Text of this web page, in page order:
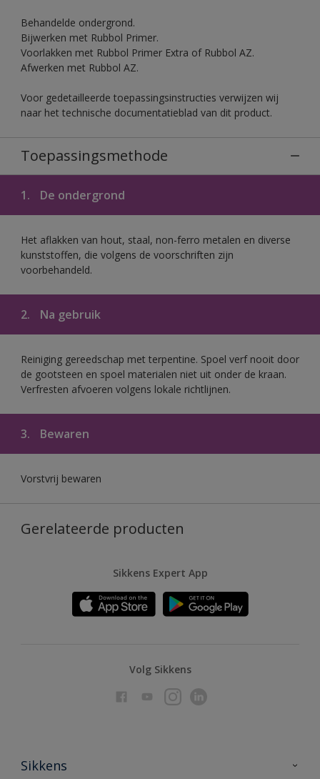
Behandelde ondergrond.
Bijwerken met Rubbol Primer.
Voorlakken met Rubbol Primer Extra of Rubbol AZ.
Afwerken met Rubbol AZ.
Voor gedetailleerde toepassingsinstructies verwijzen wij
naar het technische documentatieblad van dit product.
Toepassingsmethode
1. De ondergrond
Het aflakken van hout, staal, non-ferro metalen en diverse
kunststoffen, die volgens de voorschriften zijn
voorbehandeld.
2. Na gebruik
Reiniging gereedschap met terpentine. Spoel verf nooit door
de gootsteen en spoel materialen niet uit onder de kraan.
Verfresten afvoeren volgens lokale richtlijnen.
3. Bewaren
Vorstvrij bewaren
Gerelateerde producten
Sikkens Expert App
Volg Sikkens
Sikkens